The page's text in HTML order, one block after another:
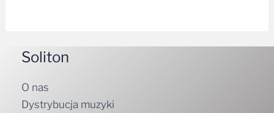
Soliton
O nas
Dystrybucja muzyki